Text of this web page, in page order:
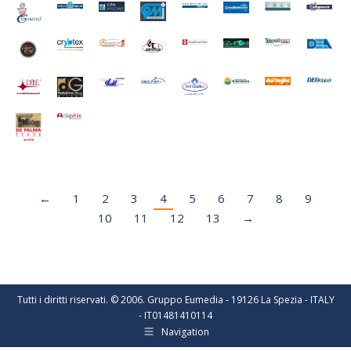
← 1 2 3 4 5 6 7 8
9
10
11 12 13 →
Tutti i diritti riservati. © 2006. Gruppo Eumedia - 19126 La Spezia - ITALY
- IT01481410114
Navigation